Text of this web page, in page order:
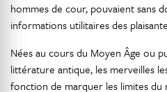
hommes de cour, pouvaient sans
informations utilitaires des
Nées au cours du Moyen Âge ou
littérature antique, les merveilles
fonction de marquer les limites du